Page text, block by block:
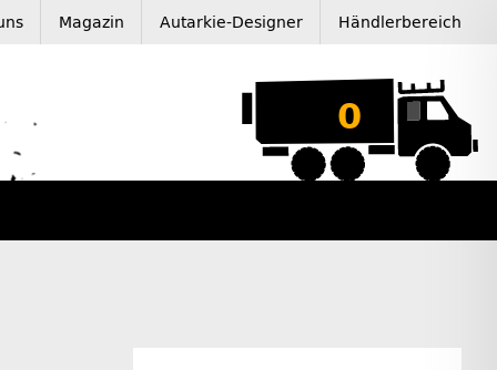
Magazin Autarkie-Designer Händlerbereich
0